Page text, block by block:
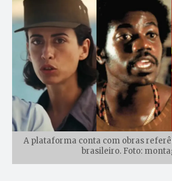
A plataforma conta com obras
brasileiro. Foto: